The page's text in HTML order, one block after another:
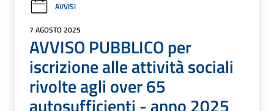
AVVISI
7 AGOSTO 2025
AVVISO PUBBLICO per
iscrizione alle attività sociali
rivolte agli over 65
autosufficienti - anno 2025